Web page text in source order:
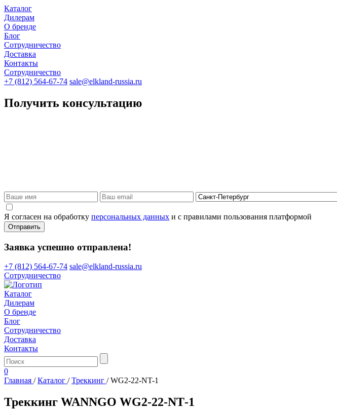
Каталог
Дилерам
О бренде
Блог
Сотрудничество
Доставка
Контакты
Сотрудничество
+7 (812) 564-67-74 sale@elkland-russia.ru
Получить консультацию
Я согласен на обработку персональных данных и с правилами пользования платформой
Отправить
Заявка успешно отправлена!
+7 (812) 564-67-74 sale@elkland-russia.ru
Сотрудничество
Каталог
Дилерам
О бренде
Блог
Сотрудничество
Доставка
Контакты
0
Главная / Каталог / Треккинг / WG2-22-NT-1
Треккинг WANNGO WG2‑22‑NT‑1